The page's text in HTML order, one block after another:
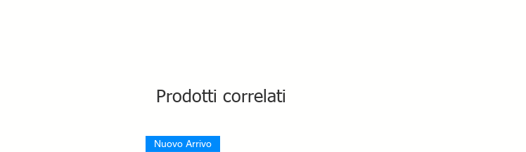
Prodotti correlati
Nuovo Arrivo